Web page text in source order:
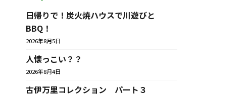
日帰りで！炭火焼ハウスで川遊びと
BBQ！
2026年8月5日
人懐っこい？？
2026年8月4日
古伊万里コレクション パート３